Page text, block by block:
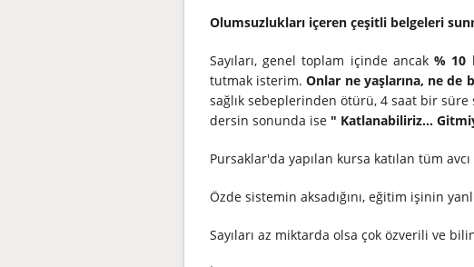
Olumsuzlukları içeren çeşitli belgeleri
Sayıları, genel toplam içinde ancak% 10
tutmak isterim.Onlar ne yaşlarına, ne de
sağlık sebeplerinden ötürü, 4 saat bir
dersin sonunda ise" Katlanabiliriz...
Pursaklar'da yapılan kursa katılan tüm
Özde sistemin aksadığını, eğitim işinin
Sayıları az miktarda olsa çok özverili ve